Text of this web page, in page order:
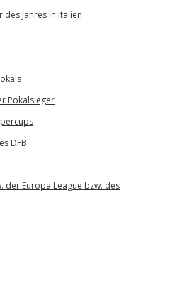
des Jahres in Italien
Pokalsieger
DFB
der Europa League bzw. des